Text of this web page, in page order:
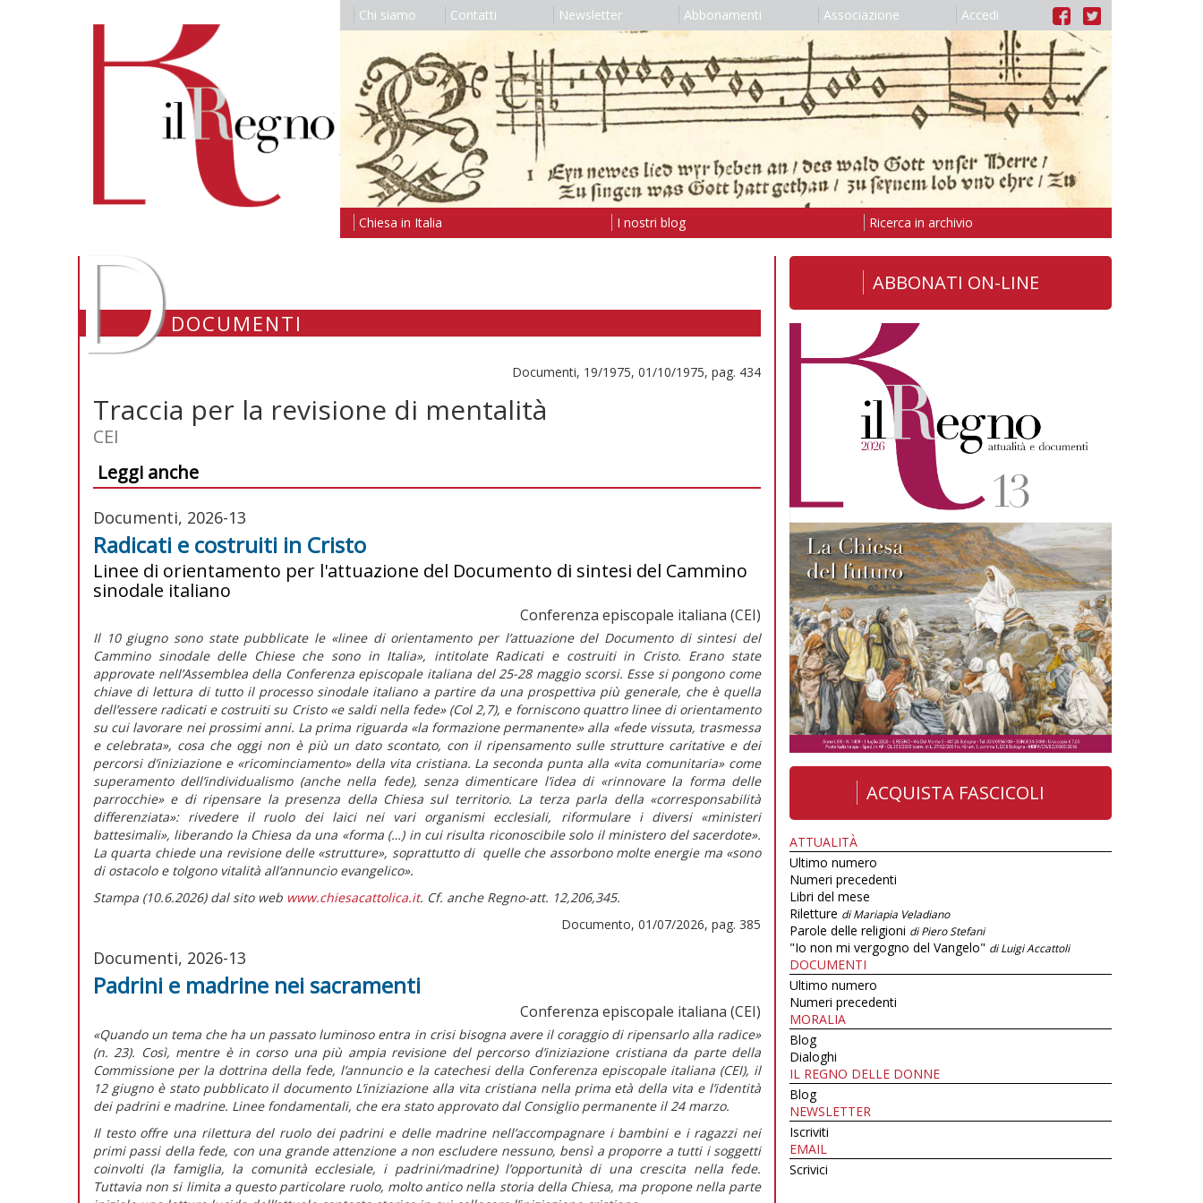
Chi siamo Contatti Newsletter Abbonamenti Associazione Accedi
Chiesa in Italia I nostri blog Ricerca in archivio
DDOCUMENTI
Documenti, 19/1975, 01/10/1975, pag. 434
Traccia per la revisione di mentalità
CEI
Leggi anche
Documenti, 2026-13
Radicati e costruiti in Cristo
Linee di orientamento per l'attuazione del Documento di sintesi del Cammino
sinodale italiano
Conferenza episcopale italiana (CEI)
Il 10 giugno sono state pubblicate le «linee di orientamento per l’attuazione del Documento di sintesi del
Cammino sinodale delle Chiese che sono in Italia», intitolateRadicati e costruiti in Cristo. Erano state
approvate nell’Assemblea della Conferenza episcopale italiana del 25-28 maggio scorsi. Esse si pongono come
chiave di lettura di tutto il processo sinodale italiano a partire da una prospettiva più generale, che è quella
dell’essere radicati e costruiti su Cristo «e saldi nella fede» (Col 2,7), e forniscono quattro linee di orientamento
su cui lavorare nei prossimi anni. La prima riguarda«la formazione permanente» alla «fede vissuta, trasmessa
e celebrata», cosa che oggi non è più un dato scontato, con il ripensamento sulle strutture caritative e dei
percorsi d’iniziazione e «ricominciamento» della vita cristiana. La seconda punta alla «vita comunitaria» come
superamento dell’individualismo (anche nella fede), senza dimenticare l’idea di«rinnovare la forma delle
parrocchie» e di ripensare la presenza della Chiesa sul territorio. La terza parla della«corresponsabilità
differenziata»: rivedere il ruolo dei laici nei vari organismi ecclesiali, riformulare i diversi«ministeri
battesimali», liberando la Chiesa da una «forma (…) in cui risulta riconoscibile solo il ministero del sacerdote».
La quarta chiede una revisione delle «strutture», soprattutto di quelle che assorbono molte energie ma«sono
di ostacolo e tolgono vitalità all’annuncio evangelico».
Stampa (10.6.2026) dal sito web www.chiesacattolica.it. Cf. anche Regno-att. 12,206,345.
Documento, 01/07/2026, pag. 385
Documenti, 2026-13
Padrini e madrine nei sacramenti
Conferenza episcopale italiana (CEI)
«Quando un tema che ha un passato luminoso entra in crisi bisogna avere il coraggio di ripensarlo alla radice»
(n. 23). Così, mentre è in corso una più ampia revisione del percorso d’iniziazione cristiana da parte della
Commissione per la dottrina della fede, l’annuncio e la catechesi della Conferenza episcopale italiana (CEI), il
12 giugno è stato pubblicato il documento L’iniziazione alla vita cristiana nella prima età della vita e l’identità
dei padrini e madrine. Linee fondamentali, che era stato approvato dal Consiglio permanente il 24 marzo.
Il testo offre una rilettura del ruolo dei padrini e delle madrine nell’accompagnare i bambini e i ragazzi nei
primi passi della fede, con una grande attenzione a non escludere nessuno, bensì a proporre a tutti i soggetti
coinvolti (la famiglia, la comunità ecclesiale, i padrini/madrine) l’opportunità di una crescita nella fede.
Tuttavia non si limita a questo particolare ruolo, molto antico nella storia della Chiesa, ma propone nella parte
ABBONATI ON-LINE
ACQUISTA FASCICOLI
ATTUALITÀ
Ultimo numero
Numeri precedenti
Libri del mese
Riletture di Mariapia Veladiano
Parole delle religioni di Piero Stefani
"Io non mi vergogno del Vangelo" di Luigi Accattoli
DOCUMENTI
Ultimo numero
Numeri precedenti
MORALIA
Blog
Dialoghi
IL REGNO DELLE DONNE
Blog
NEWSLETTER
Iscriviti
EMAIL
Scrivici